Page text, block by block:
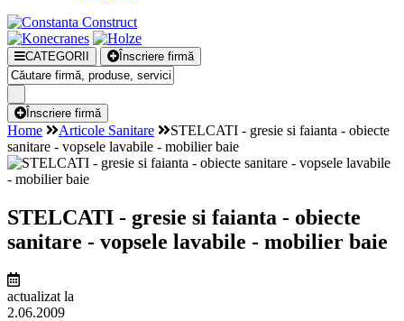
CATEGORII Înscriere firmă
Înscriere firmă
Home Articole Sanitare
STELCATI - gresie si faianta - obiecte
sanitare - vopsele lavabile - mobilier baie
STELCATI - gresie si faianta - obiecte
sanitare - vopsele lavabile - mobilier baie
actualizat la
2.06.2009